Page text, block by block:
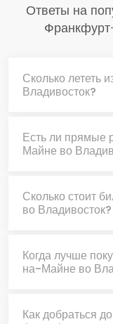
Ответы на
Сколько лететь
Владивосток?
Есть ли прямые
Майне во
Сколько стоит
во Владивосток?
Когда лучше
на-Майне во
Как добраться